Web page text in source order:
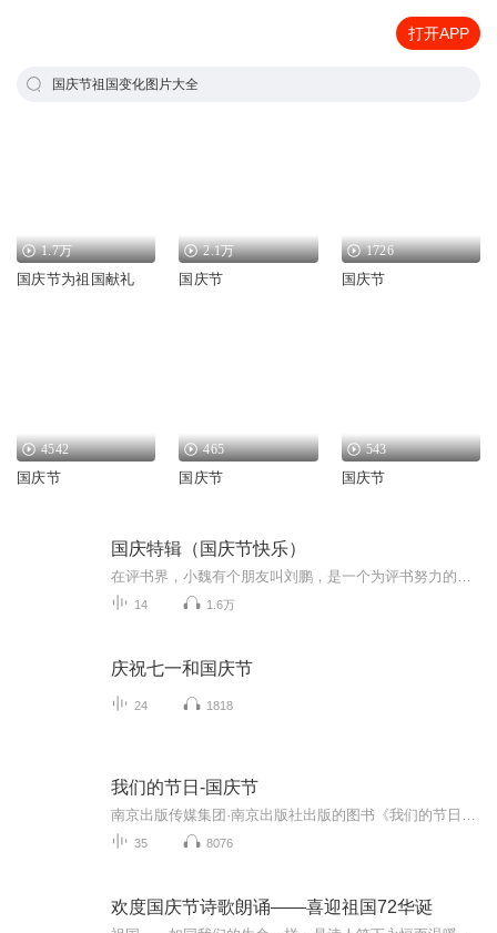
打开APP
国庆节祖国变化图片大全
1.7万
国庆节为祖国献礼
2.1万
国庆节
1726
国庆节
4542
国庆节
465
国庆节
543
国庆节
国庆特辑（国庆节快乐）
14 1.6万
庆祝七一和国庆节
24 1818
我们的节日-国庆节
35 8076
欢度国庆节诗歌朗诵——喜迎祖国72华诞